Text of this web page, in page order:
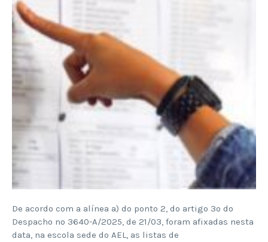
De acordo com a alínea a) do ponto 2, do artigo 3º do
Despacho nº 3640-A/2025, de 21/03, foram afixadas nesta
data, na escola sede do AEL, as listas de